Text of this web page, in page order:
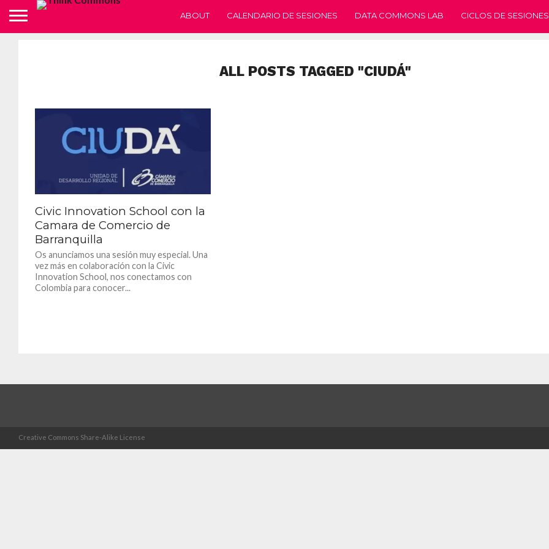
ABOUT CALENDARIO DE SESIONES DATA COMMONS LAB CICLOS DE SESIONES
ALL POSTS TAGGED "CIUDÁ"
Civic Innovation School con la
Camara de Comercio de
Barranquilla
Os anunciamos una sesión muy especial. Una
vez más en colaboración con la Civic
Innovation School, nos conectamos con
Colombia para conocer...
Creative Commons Share-Alike License